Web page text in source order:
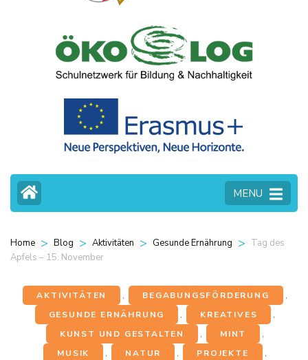
MENU
Home > Blog > Aktivitäten > Gesunde Ernährung > Tag des
Apfels – 15. November
AKTIVITÄTEN , BEGABUNGSFÖRDERUNG
,
GESUNDE ERNÄHRUNG
, KREATIVES
,
KUNST UND GESTALTEN
, MINT
,
MUSIK
, NATUR , PROJEKTE
,